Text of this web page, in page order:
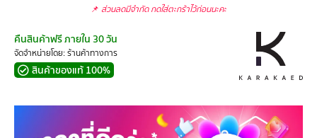
📌 ส่วนลดมีจำกัด กดใส่ตะกร้าไว้ก่อนนะคะ
คืนสินค้าฟรี ภายใน 30 วัน
จัดจำหน่ายโดย: ร้านค้าทางการ
สินค้าของแท้ 100%